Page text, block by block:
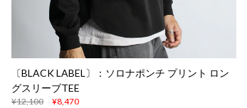
〔BLACK LABEL〕：ソロナポンチ プリント ロン
グスリーブTEE
¥12,100 ¥8,470